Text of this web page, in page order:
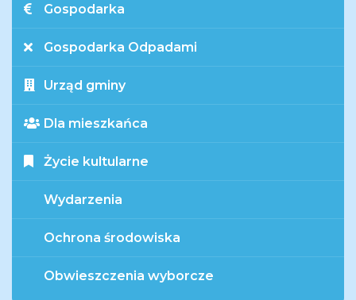
Gospodarka
Gospodarka Odpadami
Urząd gminy
Dla mieszkańca
Życie kultularne
Wydarzenia
Ochrona środowiska
Obwieszczenia wyborcze